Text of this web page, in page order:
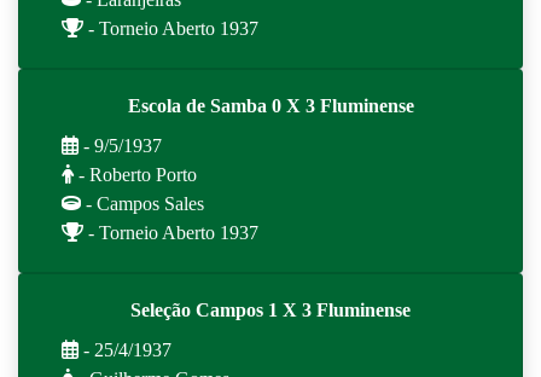
- Torneio Aberto 1937
Escola de Samba 0 X 3 Fluminense
- 9/5/1937
- Roberto Porto
- Campos Sales
- Torneio Aberto 1937
Seleção Campos 1 X 3 Fluminense
- 25/4/1937